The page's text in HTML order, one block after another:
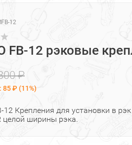
12
FB-12 рэковые
₽
85 ₽ (11%)
12 Крепления для установки в
целой ширины рэка.